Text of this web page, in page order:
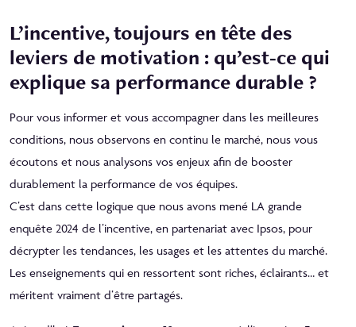
L’incentive, toujours en tête des
leviers de motivation : qu’est‑ce qui
explique sa performance durable ?
Pour vous informer et vous accompagner dans les meilleures
conditions, nous observons en continu le marché, nous vous
écoutons et nous analysons vos enjeux afin de booster
durablement la performance de vos équipes.
C’est dans cette logique que nous avons mené LA grande
enquête 2024 de l’incentive, en partenariat avec Ipsos, pour
décrypter les tendances, les usages et les attentes du marché.
Les enseignements qui en ressortent sont riches, éclairants… et
méritent vraiment d’être partagés.